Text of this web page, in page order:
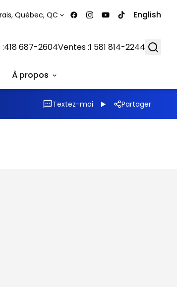
Québec, QC English
418 687-2604Ventes :1 581 814-2244
À propos
Textez-moi Partager